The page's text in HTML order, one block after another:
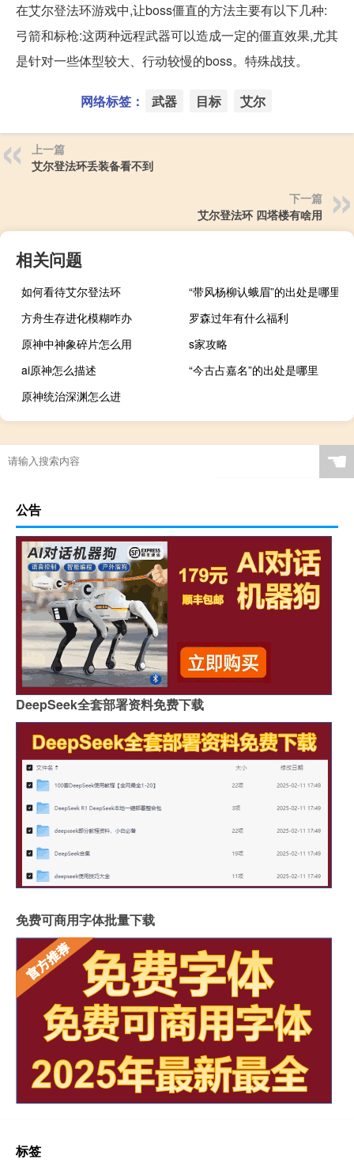
在艾尔登法环游戏中,让boss僵直的方法主要有以下几种:
弓箭和标枪:这两种远程武器可以造成一定的僵直效果,尤其
是针对一些体型较大、行动较慢的boss。特殊战技。
网络标签： 武器 目标 艾尔
上一篇
艾尔登法环丢装备看不到
下一篇
艾尔登法环 四塔楼有啥用
相关问题
如何看待艾尔登法环
“带风杨柳认蛾眉”的出处是哪里
方舟生存进化模糊咋办
罗森过年有什么福利
原神中神象碎片怎么用
s家攻略
ai原神怎么描述
“今古占嘉名”的出处是哪里
原神统治深渊怎么进
☚
公告
DeepSeek全套部署资料免费下载
免费可商用字体批量下载
标签